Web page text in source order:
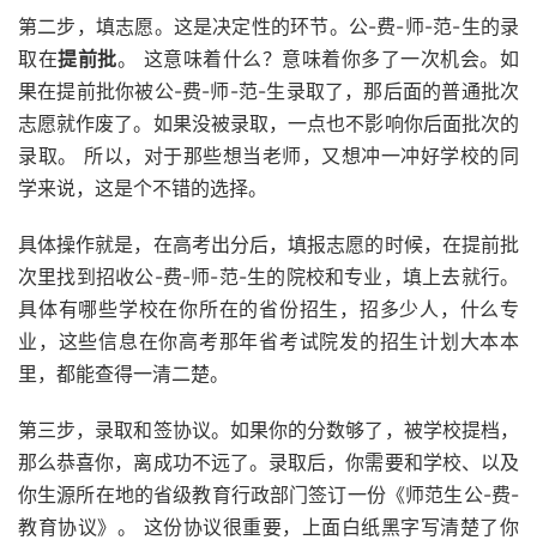
第二步，填志愿。这是决定性的环节。公-费-师-范-生的录
取在提前批。 这意味着什么？意味着你多了一次机会。如
果在提前批你被公-费-师-范-生录取了，那后面的普通批次
志愿就作废了。如果没被录取，一点也不影响你后面批次的
录取。 所以，对于那些想当老师，又想冲一冲好学校的同
学来说，这是个不错的选择。
具体操作就是，在高考出分后，填报志愿的时候，在提前批
次里找到招收公-费-师-范-生的院校和专业，填上去就行。
具体有哪些学校在你所在的省份招生，招多少人，什么专
业，这些信息在你高考那年省考试院发的招生计划大本本
里，都能查得一清二楚。
第三步，录取和签协议。如果你的分数够了，被学校提档，
那么恭喜你，离成功不远了。录取后，你需要和学校、以及
你生源所在地的省级教育行政部门签订一份《师范生公-费-
教育协议》。 这份协议很重要，上面白纸黑字写清楚了你